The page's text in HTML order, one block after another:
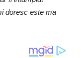
doresc este ma